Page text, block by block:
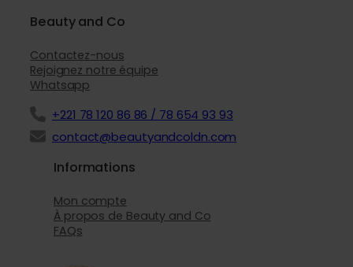
Beauty and Co
Contactez-nous
Rejoignez notre équipe
Whatsapp
+221 78 120 86 86 / 78 654 93 93
contact@beautyandcoldn.com
Informations
Mon compte
À propos de Beauty and Co
FAQs